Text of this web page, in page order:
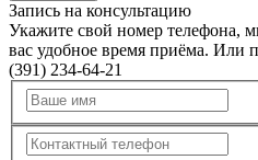
Запись на консультацию
Укажите свой номер телефона,
вас удобное время приёма. Или
(391) 234-64-21